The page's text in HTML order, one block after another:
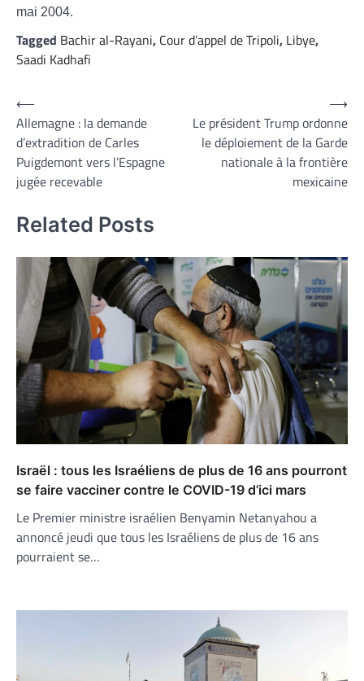
mai 2004.
Tagged Bachir al-Rayani, Cour d’appel de Tripoli, Libye,
Saadi Kadhafi
Navigation
de
l’article
⟵
Allemagne : la demande
d’extradition de Carles
Puigdemont vers l’Espagne
jugée recevable
Le président Trump ordonne
le déploiement de la Garde
nationale à la frontière
mexicaine
⟶
Related Posts
Israël : tous les Israéliens de plus de 16 ans pourront
se faire vacciner contre le COVID-19 d’ici mars
Le Premier ministre israélien Benyamin Netanyahou a
annoncé jeudi que tous les Israéliens de plus de 16 ans
pourraient se…